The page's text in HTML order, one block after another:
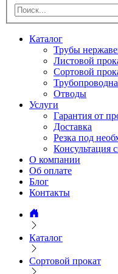
Каталог
Трубы
Листовой
Сортовой
Отводы
Услуги
Гарантия от
Доставка
Резка под
Консультация
О компании
Об оплате
Блог
Контакты
Каталог
Сортовой прокат